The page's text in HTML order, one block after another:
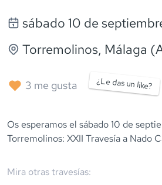
sábado 10 de
Torremolinos, Málaga
3 me gusta ¿Le das un like?
Os esperamos el sábado 10 de
Torremolinos: XXII Travesía a Nado
Mira otras travesías: